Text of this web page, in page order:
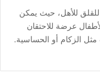
للأهل، حيث يمكن
عرضة للاحتقان
مثل الزكام أو الحساسية.